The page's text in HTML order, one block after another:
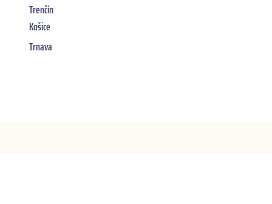
Trenčín
Košice
Trnava